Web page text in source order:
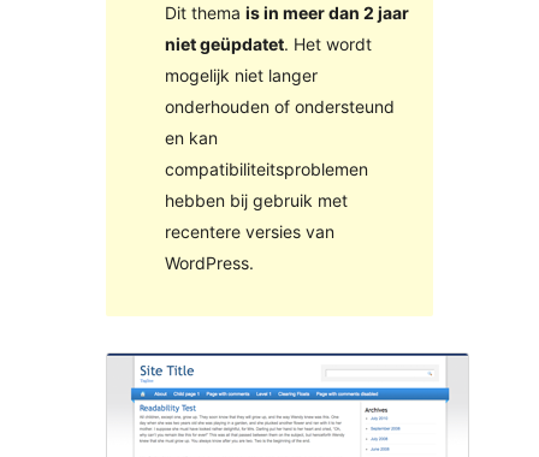
Dit thema is in meer dan 2 jaar
niet geüpdatet. Het wordt
mogelijk niet langer
onderhouden of ondersteund
en kan
compatibiliteitsproblemen
hebben bij gebruik met
recentere versies van
WordPress.